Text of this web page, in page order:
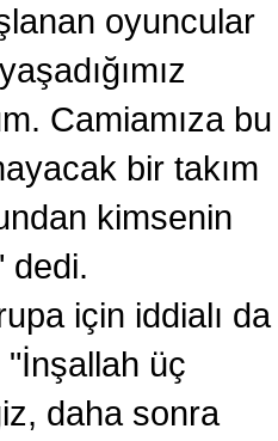
oyuncular
Camiamıza bu
bir takım
kimsenin
dedi.
için iddialı da
üç
daha sonra